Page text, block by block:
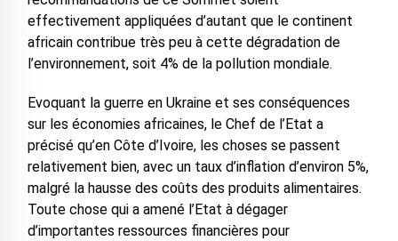
effectivement appliquées d’autant que le continent
africain contribue très peu à cette dégradation de
l’environnement, soit 4% de la pollution mondiale.
Evoquant la guerre en Ukraine et ses conséquences
sur les économies africaines, le Chef de l’Etat a
précisé qu’en Côte d’Ivoire, les choses se passent
relativement bien, avec un taux d’inflation d’environ 5%,
malgré la hausse des coûts des produits alimentaires.
Toute chose qui a amené l’Etat à dégager
d’importantes ressources financières pour